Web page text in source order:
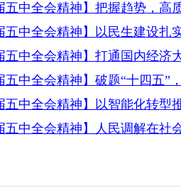
五中全会精神】把握趋势，高
五中全会精神】 以民生建设扎
五中全会精神】打通国内经济
五中全会精神】破题“十四五”
五中全会精神】以智能化转型
五中全会精神】人民调解在社